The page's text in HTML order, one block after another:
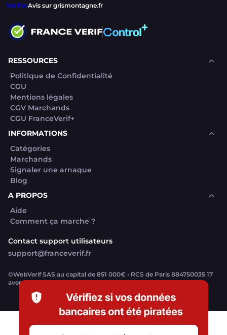
VerifierAvis sur grismontagne.fr
RESSOURCES
Politique de Confidentialité
CGU
Mentions légales
CGV Marchands
CGU FranceVerif+
INFORMATIONS
Catégories
Marchands
Signaler une arnaque
Blog
A PROPOS
Aide
Comment ça marche ?
Contact support utilisateurs
support@franceverif.fr
©WebVerif SAS au capital de 851 000€ • RCS de Paris 884750035 17
avenue Jean Moulin, 93100 Montreuil, France